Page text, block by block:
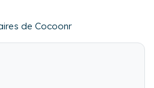
de Cocoonr